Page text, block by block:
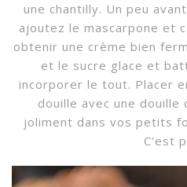
une chantilly. Un peu
ajoutez le mascarpone et
obtenir une crème bien
et le sucre glace et
incorporer le tout. Placer
douille avec une
joliment dans vos petits
C’est